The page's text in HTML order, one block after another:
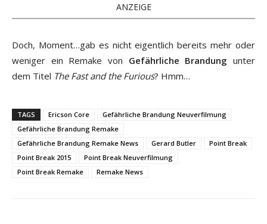
ANZEIGE
Doch, Moment…gab es nicht eigentlich bereits mehr oder
weniger ein Remake von Gefährliche Brandung unter
dem Titel The Fast and the Furious? Hmm…
TAGS Ericson Core
Gefährliche Brandung Neuverfilmung
Gefährliche Brandung Remake
Gefährliche Brandung Remake News
Gerard Butler
Point Break
Point Break 2015
Point Break Neuverfilmung
Point Break Remake
Remake News